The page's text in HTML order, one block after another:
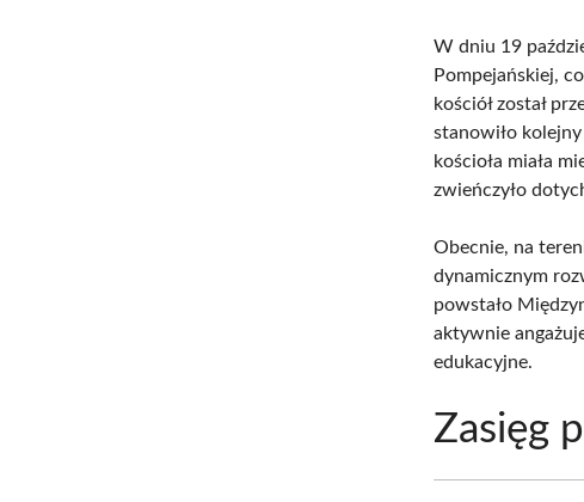
W dniu 19
Pompejańskiej,
kościół został
stanowiło
kościoła miała
zwieńczyło
Obecnie, na
dynamicznym
powstało
aktywnie
edukacyjne.
Zasięg